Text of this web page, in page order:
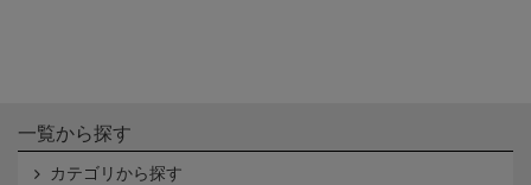
一覧から探す
カテゴリから探す